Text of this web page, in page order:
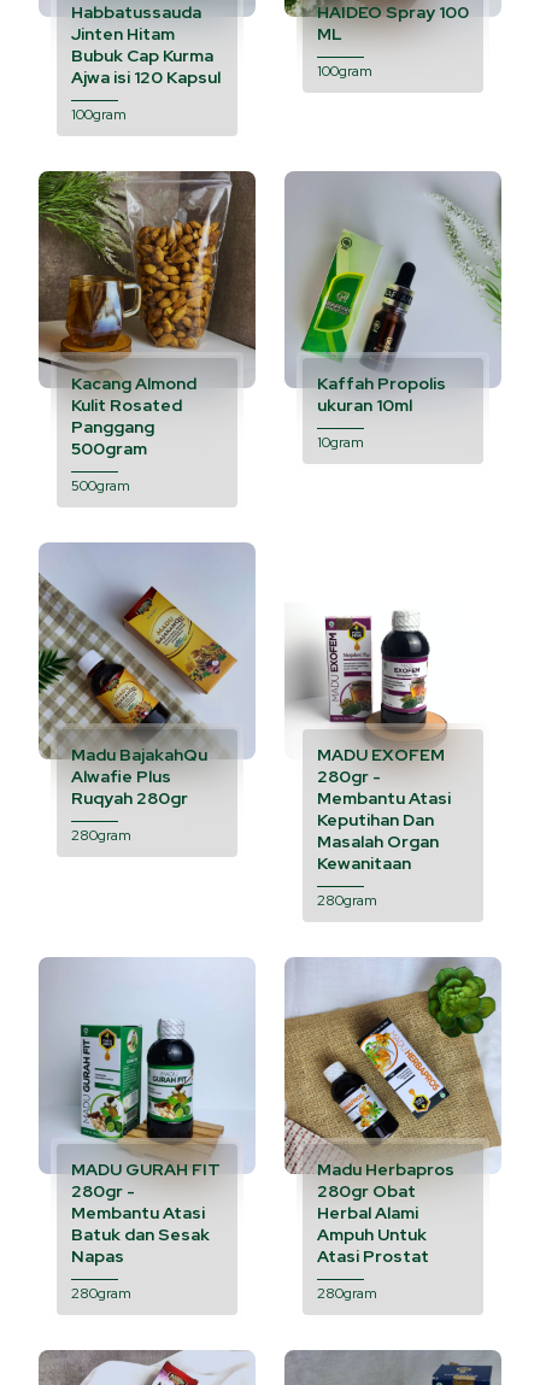
Habbatussauda
Jinten Hitam
Bubuk Cap Kurma
Ajwa isi 120 Kapsul
100gram
HAIDEO Spray 100
ML
100gram
Kacang Almond
Kulit Rosated
Panggang
500gram
500gram
Kaffah Propolis
ukuran 10ml
10gram
Madu BajakahQu
Alwafie Plus
Ruqyah 280gr
280gram
MADU EXOFEM
280gr -
Membantu Atasi
Keputihan Dan
Masalah Organ
Kewanitaan
280gram
MADU GURAH FIT
280gr -
Membantu Atasi
Batuk dan Sesak
Napas
280gram
Madu Herbapros
280gr Obat
Herbal Alami
Ampuh Untuk
Atasi Prostat
280gram